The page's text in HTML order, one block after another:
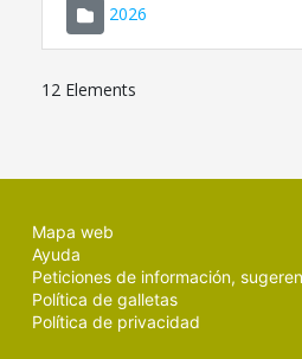
2026
12 Elements
Mapa web
Ayuda
Peticiones de información,
Política de galletas
Política de privacidad